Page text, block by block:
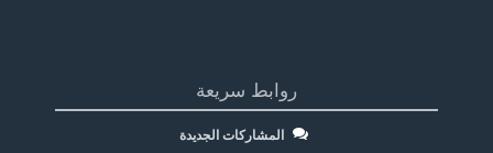
روابط سريعة
المشاركات الجديدة